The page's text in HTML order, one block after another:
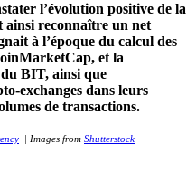
l’évolution positive de la
ainsi reconnaître un net
à l’époque du calcul des
et la
BIT, ainsi que
exchanges dans leurs
de transactions.
|| Images from Shutterstock